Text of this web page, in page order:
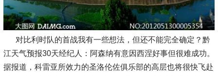
对比利时队的首战我有一些想法，但还不能完全确定？黔
江天气预报30天经纪人：阿森纳有意因西涅好事但很难成功。
据报道，科雷亚所效力的圣洛伦佐俱乐部的高层也将很快飞赴